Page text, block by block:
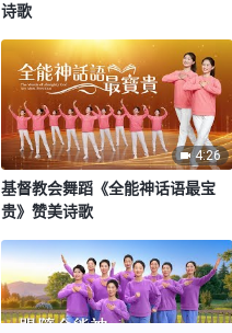
诗歌
4:26
基督教会舞蹈《全能神话语最宝
贵》赞美诗歌